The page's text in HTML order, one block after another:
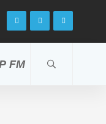
FM